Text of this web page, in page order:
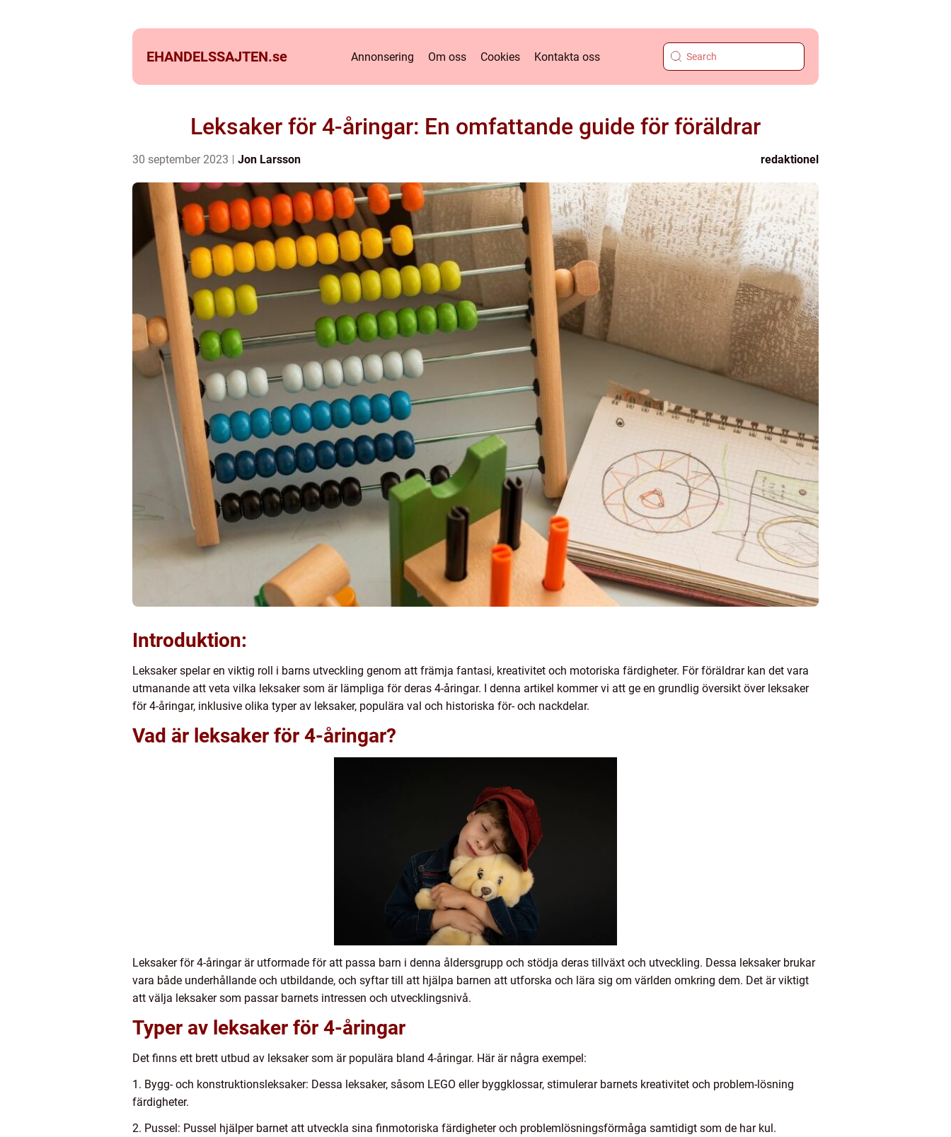
EHANDELSSAJTEN.se Annonsering Om oss Cookies Kontakta oss
Leksaker för 4-åringar: En omfattande guide för föräldrar
30 september 2023 Jon Larsson redaktionel
Introduktion:
Leksaker spelar en viktig roll i barns utveckling genom att främja fantasi, kreativitet och motoriska färdigheter. För föräldrar kan det vara
utmanande att veta vilka leksaker som är lämpliga för deras 4-åringar. I denna artikel kommer vi att ge en grundlig översikt över leksaker
för 4-åringar, inklusive olika typer av leksaker, populära val och historiska för- och nackdelar.
Vad är leksaker för 4-åringar?
Leksaker för 4-åringar är utformade för att passa barn i denna åldersgrupp och stödja deras tillväxt och utveckling. Dessa leksaker brukar
vara både underhållande och utbildande, och syftar till att hjälpa barnen att utforska och lära sig om världen omkring dem. Det är viktigt
att välja leksaker som passar barnets intressen och utvecklingsnivå.
Typer av leksaker för 4-åringar
Det finns ett brett utbud av leksaker som är populära bland 4-åringar. Här är några exempel:
1. Bygg- och konstruktionsleksaker: Dessa leksaker, såsom LEGO eller byggklossar, stimulerar barnets kreativitet och problem-lösning
färdigheter.
2. Pussel: Pussel hjälper barnet att utveckla sina finmotoriska färdigheter och problemlösningsförmåga samtidigt som de har kul.